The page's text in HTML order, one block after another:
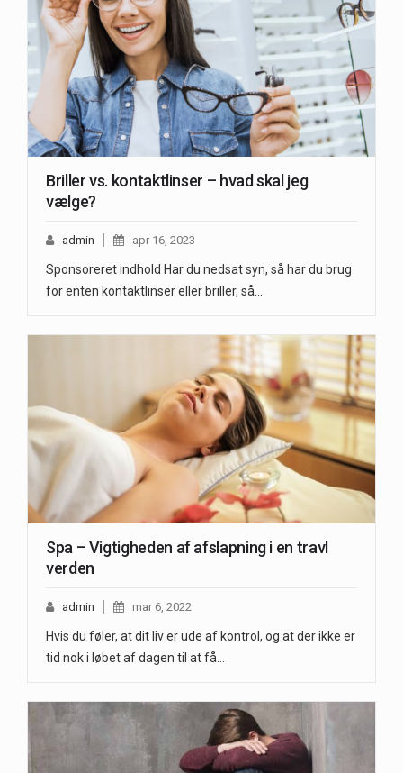
Briller vs. kontaktlinser – hvad skal jeg
vælge?
admin apr 16, 2023
Sponsoreret indhold Har du nedsat syn, så har du brug
for enten kontaktlinser eller briller, så…
Spa – Vigtigheden af afslapning i en travl
verden
admin mar 6, 2022
Hvis du føler, at dit liv er ude af kontrol, og at der ikke er
tid nok i løbet af dagen til at få…